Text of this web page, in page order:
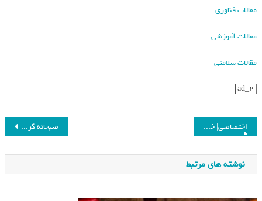
مقالات فناوری
مقالات آموزشی
مقالات سلامتی
[ad_2]
صبحانه گرم؛ توصیه کلیدی طب سنتی برای افزایش تمرکز و انرژی روزانه_فرنگی اختصاصی| خرما؛ میوه‌ای مقوی و شفابخش با خواص بی‌نظیر در طب سنتی ایرانی_فرنگی
نوشته های مرتبط